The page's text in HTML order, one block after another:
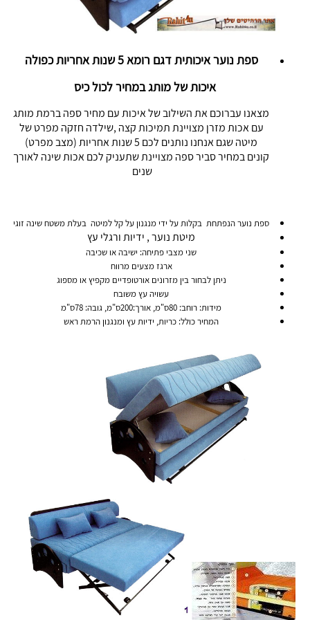
ספת נוער איכותית דגם רומא 5 שנות אחריות כפולה
איכות של מותג במחיר לכול כיס
מצאנו עברוכם את השילוב של איכות עם מחיר ספה ברמת מותג
עם אכות מזרן מצויינת תמיכות קצה ,שילדה חזקה מפרט של
מיטה שגם אנחנו נותנים לכם 5 שנות אחריות (מצב מפרט)
קונים במחיר סביר ספה מצויינת שתעניק לכם אכות שינה לאורך
שנים
ספת נוער הנפתחת בקלות על ידי מנגנון על קל למיטה בעלת משטח שינה זוגי
מיטת נוער , ידיות ורגלי עץ
שני מצבי פתיחה: ישיבה או שכיבה
ארגז מצעים מרווח
ניתן לבחור בין מזרונים אורטופדיים מקפיץ או מספוג
עשויה עץ משובח
מידות: רוחב: 80ס"מ, אורך:200ס"מ, גובה: 78ס"מ
המחיר כולל: כריות, ידיות עץ ומנגנון הרמת ראש